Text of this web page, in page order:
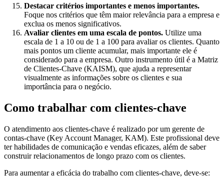
Destacar critérios importantes e menos importantes.
Foque nos critérios que têm maior relevância para a empresa e
exclua os menos significativos.
Avaliar clientes em uma escala de pontos. Utilize uma
escala de 1 a 10 ou de 1 a 100 para avaliar os clientes. Quanto
mais pontos um cliente acumular, mais importante ele é
considerado para a empresa. Outro instrumento útil é a Matriz
de Clientes-Chave (KAISM), que ajuda a representar
visualmente as informações sobre os clientes e sua
importância para o negócio.
Como trabalhar com clientes-chave
O atendimento aos clientes-chave é realizado por um gerente de
contas-chave (Key Account Manager, KAM). Este profissional deve
ter habilidades de comunicação e vendas eficazes, além de saber
construir relacionamentos de longo prazo com os clientes.
Para aumentar a eficácia do trabalho com clientes-chave, deve-se: